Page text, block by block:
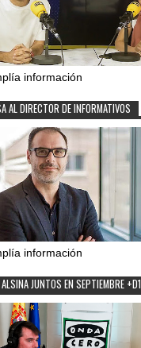
información
AL DIRECTOR DE INFORMATIVOS
información
JUNTOS EN SEPTIEMBRE +D1